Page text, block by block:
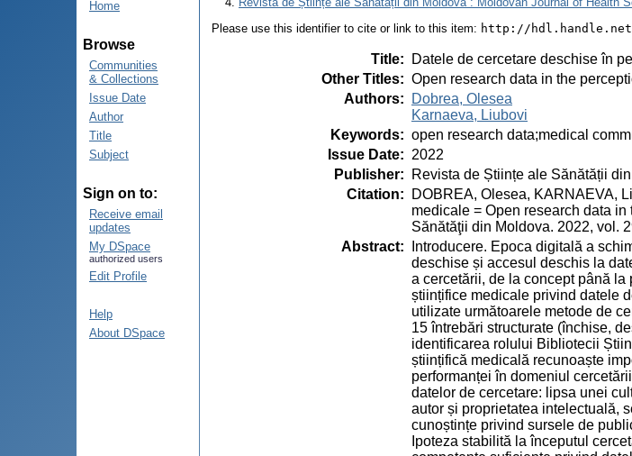
Home
Browse
Communities
& Collections
Issue Date
Author
Title
Subject
Sign on to:
Receive email
updates
My DSpace
authorized users
Edit Profile
Help
About DSpace
Please use this identifier to cite or link to this item: http://hdl.handle.net/
Title:
Datele de cercetare deschise în
Other Titles: Open research data in the
Authors:
Dobrea, Olesea
Karnaeva, Liubovi
Keywords: open research data;medical
Issue Date: 2022
Publisher:
Revista de Științe ale Sănătății
Citation:
DOBREA, Olesea, KARNAEVA,
medicale = Open research data
Sănătăţii din Moldova. 2022, vol.
Abstract:
Introducere. Epoca digitală a
deschise și accesul deschis la
a cercetării, de la concept până
științifice medicale privind datele
utilizate următoarele metode de
15 întrebări structurate (închise,
identificarea rolului Bibliotecii
științifică medicală recunoaște
performanței în domeniul
datelor de cercetare: lipsa unei
autor și proprietatea intelectuală,
cunoștințe privind sursele de
Ipoteza stabilită la începutul